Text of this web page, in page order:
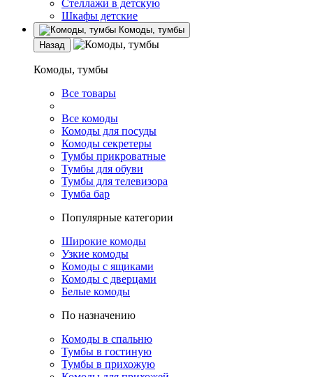
Стеллажи в детскую
Шкафы детские
Комоды, тумбы
Назад
Комоды, тумбы
Все товары
Все комоды
Комоды для посуды
Комоды секретеры
Тумбы прикроватные
Тумбы для обуви
Тумбы для телевизора
Тумба бар
Популярные категории
Широкие комоды
Узкие комоды
Комоды с ящиками
Комоды с дверцами
Белые комоды
По назначению
Комоды в спальню
Тумбы в гостиную
Тумбы в прихожую